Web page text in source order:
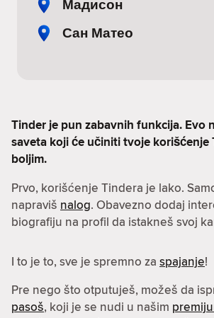
Мадисон
Сан Матео
Tinder je pun zabavnih funkcija. Evo
saveta koji će učiniti tvoje korišćenje
boljim.
Prvo, korišćenje Tindera je lako.
napraviš nalog. Obavezno dodaj
biografiju na profil da istakneš svoj
I to je to, sve je spremno za spajanje!
Pre nego što otputuješ, možeš da
pasoš, koji je se nudi u našim